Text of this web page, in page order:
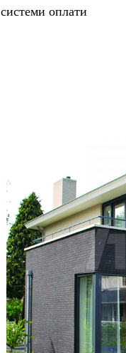
системи оплати